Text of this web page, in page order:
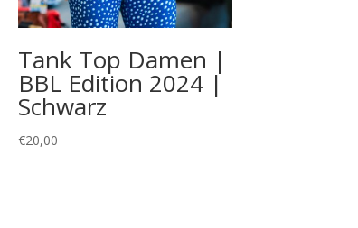
Tank Top Damen |
BBL Edition 2024 |
Schwarz
€20,00